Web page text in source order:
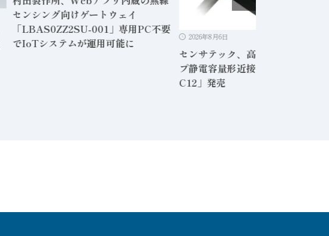
センシング向けゲートウェイ
「LBAS0ZZ2SU-001」専用PC不要
でIoTシステムが運用可能に
2026年8月6日
センサテック、高感度シールドタ
プ静電容量形近接センサ「形CD-
C12」発売